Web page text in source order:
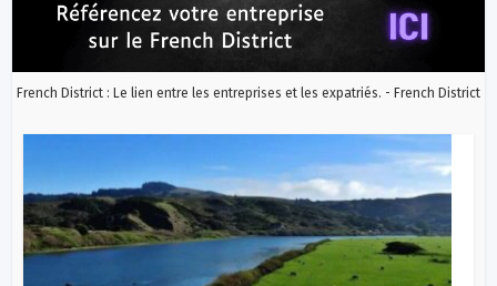
French District : Le lien entre les entreprises et les expatriés. - French District